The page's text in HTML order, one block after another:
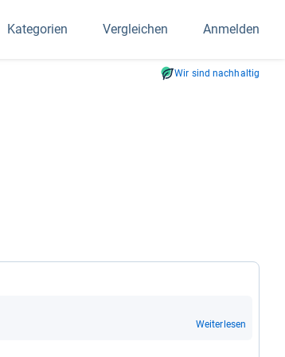
Kategorien Vergleichen Anmelden
Wir sind nachhaltig
Weiterlesen